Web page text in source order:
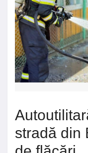
stradă din